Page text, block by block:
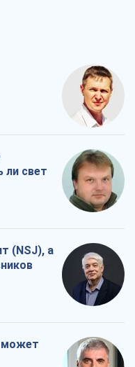
ли свет
(NSJ), а
может